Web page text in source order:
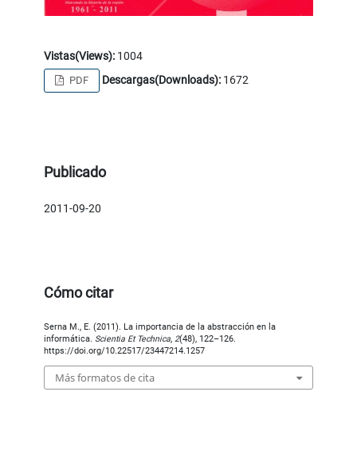
Vistas(Views): 1004
PDF Descargas(Downloads):1672
Publicado
2011-09-20
Cómo citar
Serna M., E. (2011). La importancia de la abstracción en la
informática. Scientia Et Technica,2(48), 122–126.
https://doi.org/10.22517/23447214.1257
Más formatos de cita